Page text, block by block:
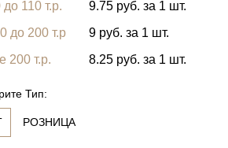
до 110 т.р.
9.75 руб. за 1 шт.
до 200 т.р
9 руб. за 1 шт.
200 т.р.
8.25 руб. за 1 шт.
Тип:
РОЗНИЦА